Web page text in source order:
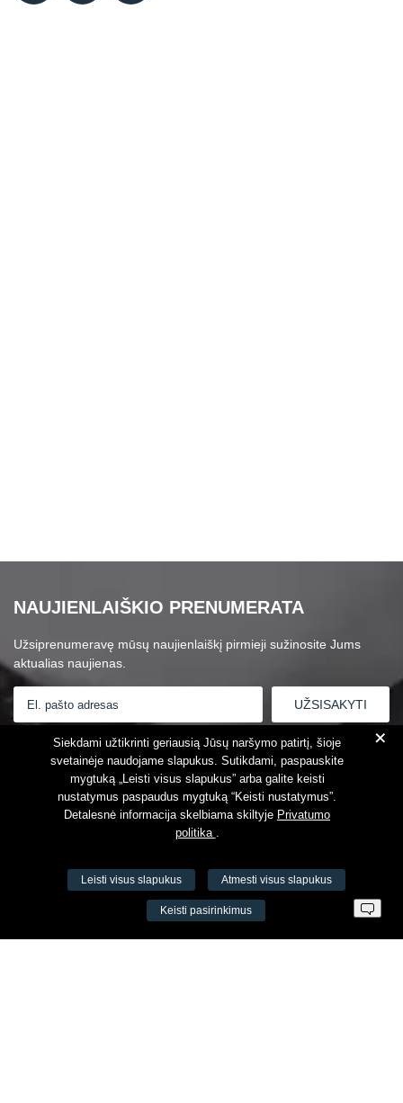
NAUJIENLAIŠKIO PRENUMERATA
Užsiprenumeravę mūsų naujienlaiškį pirmieji sužinosite Jums
aktualias naujienas.
Susipažinau suPrivatumo politika
VŠĮ Fitneso mokymo centras AEROMIX
+
Siekdami užtikrinti geriausią Jūsų naršymo patirtį, šioje
svetainėje naudojame slapukus. Sutikdami, paspauskite
mygtuką „Leisti visus slapukus” arba galite keisti
nustatymus paspaudus mygtuką “Keisti nustatymus”.
Detalesnė informacija skelbiama skiltyje Privatumo
politika .
Leisti visus slapukus Atmesti visus slapukus
Keisti pasirinkimus